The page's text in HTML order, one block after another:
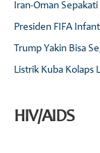
Iran-Oman
Presiden FIFA
Trump Yakin Bisa
Listrik Kuba Kolaps
HIV/AIDS